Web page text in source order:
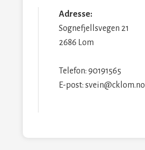
Adresse:
Sognefjellsvegen 21
2686 Lom
Telefon: 90191565
E-post: svein@cklom.no